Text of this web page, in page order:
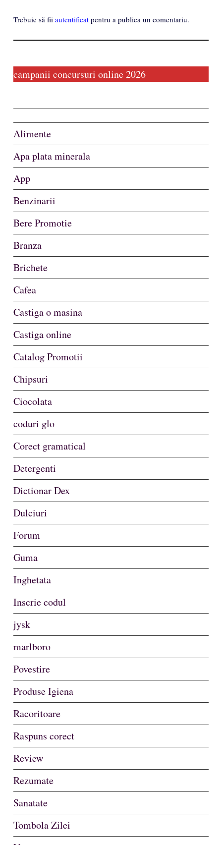
Trebuie să fii autentificat pentru a publica un comentariu.
campanii concursuri online 2026
Alimente
Apa plata minerala
App
Benzinarii
Bere Promotie
Branza
Brichete
Cafea
Castiga o masina
Castiga online
Catalog Promotii
Chipsuri
Ciocolata
coduri glo
Corect gramatical
Detergenti
Dictionar Dex
Dulciuri
Forum
Guma
Inghetata
Inscrie codul
jysk
marlboro
Povestire
Produse Igiena
Racoritoare
Raspuns corect
Review
Rezumate
Sanatate
Tombola Zilei